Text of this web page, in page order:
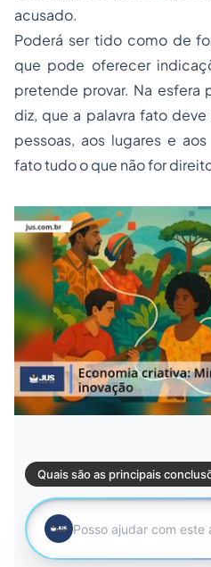
acusado.
Poderá ser tido como de
que pode oferecer
pretende provar. Na esfera
diz, que a palavra fato
pessoas, aos lugares e
fato tudo o que não for